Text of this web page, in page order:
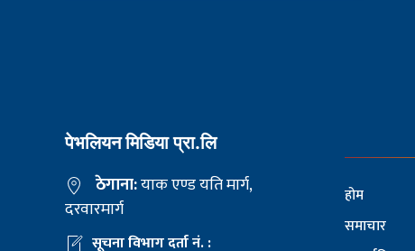
पेभलियन मिडिया प्रा.लि
ठेगाना:याक एण्ड यति मार्ग,
दरवारमार्ग
सूचना विभाग दर्ता नं. :
होम
समाचार